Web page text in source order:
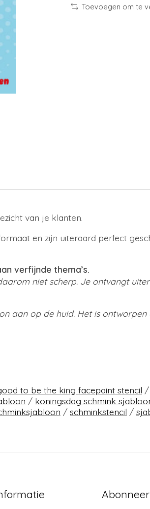
Toevoegen om te
van je klanten.
en zijn uiteraard perfect
verfijnde thema’s.
niet scherp. Je ontvangt
aan op de huid. Het is
to be the king facepaint stencil /
/ koningsdag schmink
/ schminkstencil /